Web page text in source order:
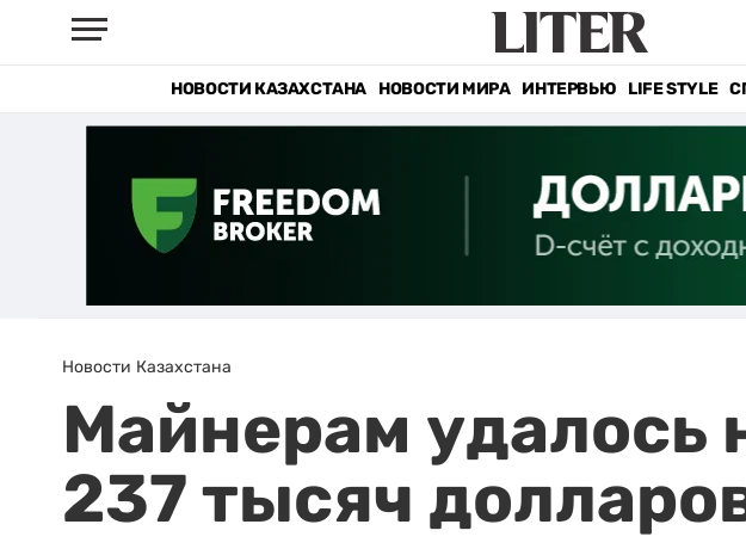
НОВОСТИ КАЗАХСТАНА НОВОСТИ МИРА ИНТЕРВЬЮ LIFE STYLE
Новости Казахстана
Майнерам удалось
237 тысяч